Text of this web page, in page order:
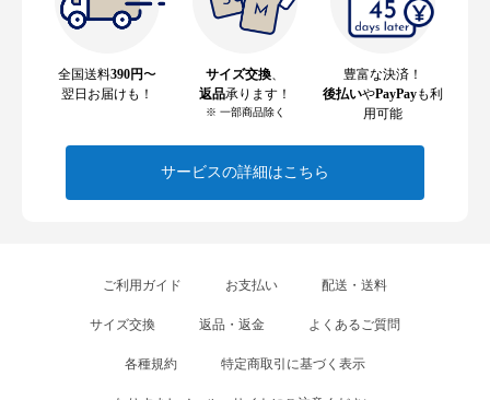
全国送料390円〜
翌日お届けも！
サイズ交換
返品承ります！
※ 一部商品除く
豊富な決済！
後払いやPayPayも利
用可能
サービスの詳細はこちら
ご利用ガイド お支払い 配送・送料
サイズ交換 返品・返金 よくあるご質問
各種規約 特定商取引に基づく表示